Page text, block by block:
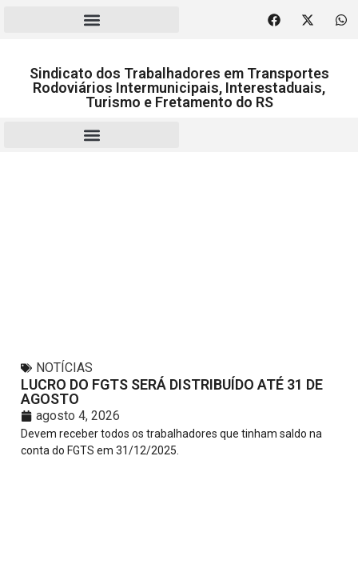
Sindicato dos Trabalhadores em Transportes
Rodoviários Intermunicipais, Interestaduais,
Turismo e Fretamento do RS
NOTÍCIAS
LUCRO DO FGTS SERÁ DISTRIBUÍDO ATÉ 31 DE
AGOSTO
agosto 4, 2026
Devem receber todos os trabalhadores que tinham saldo na
conta do FGTS em 31/12/2025.